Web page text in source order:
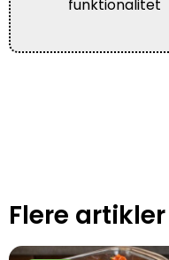
funktionalitet
Flere artikler